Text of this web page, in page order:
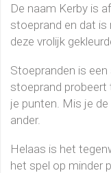
De naam Kerby is
stoeprand en dat
deze vrolijk
Stoepranden is
stoeprand probeert
je punten. Mis je
ander.
Helaas is het
het spel op minder